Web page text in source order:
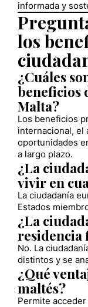
informada y
los
¿Cuáles
beneficios
Malta?
Los beneficios
internacional, el
oportunidades
a largo plazo.
¿La
vivir en
La ciudadanía
Estados
¿La
residencia
No. La
distintos y se
¿Qué
maltés?
Permite acceder